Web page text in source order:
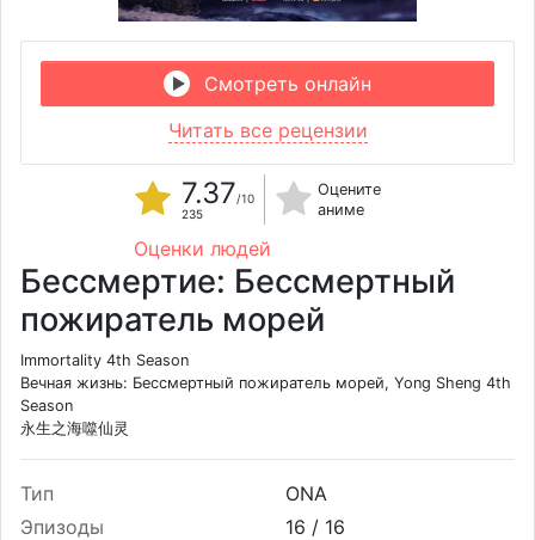
Смотреть онлайн
Читать все рецензии
7.37/10
235
Оцените
аниме
Оценки людей
Бессмертие: Бессмертный
пожиратель морей
Immortality 4th Season
Вечная жизнь: Бессмертный пожиратель морей, Yong Sheng 4th
Season
永生之海噬仙灵
Тип
ONA
Эпизоды
16 / 16